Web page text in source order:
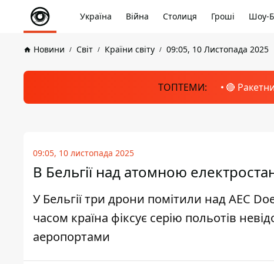
Україна Війна Столиця Гроші Шоу-
Новини Світ Країни світу 09:05, 10 Листопада 2025
ТОПТЕМИ: 🔴
09:05, 10 листопада 2025
В Бельгії над атомною
У Бельгії три дрони помітили над АЕС
часом країна фіксує серію польотів
аеропортами